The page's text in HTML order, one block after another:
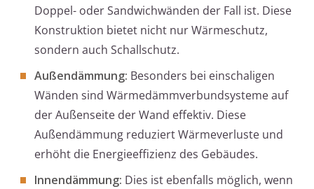
Doppel- oder Sandwichwänden der Fall ist. Diese
Konstruktion bietet nicht nur Wärmeschutz,
sondern auch Schallschutz.
Außendämmung: Besonders bei einschaligen
Wänden sind Wärmedämmverbundsysteme auf
der Außenseite der Wand effektiv. Diese
Außendämmung reduziert Wärmeverluste und
erhöht die Energieeffizienz des Gebäudes.
Innendämmung: Dies ist ebenfalls möglich, wenn